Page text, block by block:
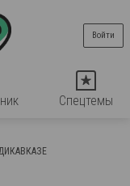
Спецтемы
Войти